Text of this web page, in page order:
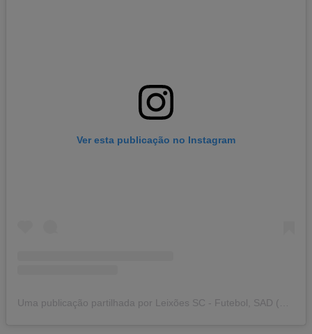
Ver esta publicação no Instagram